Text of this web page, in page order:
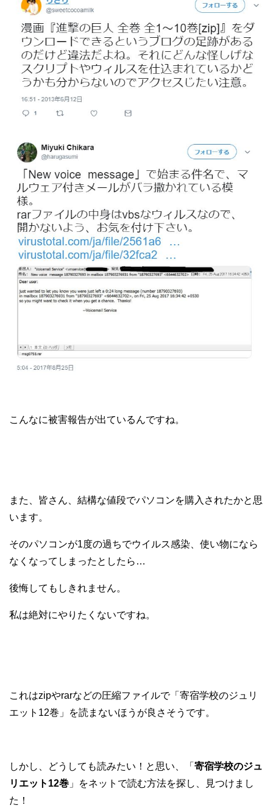
こんなに被害報告が出ているんですね。
また、皆さん、結構な値段でパソコンを購入されたかと思
います。
そのパソコンが1度の過ちでウイルス感染、使い物になら
なくなってしまったとしたら…
後悔してもしきれません。
私は絶対にやりたくないですね。
これはzipやrarなどの圧縮ファイルで「寄宿学校のジュリ
エット12巻」を読まないほうが良さそうです。
しかし、どうしても読みたい！と思い、「 寄宿学校のジュ
リエット12巻 」をネットで読む方法を探し、見つけまし
た！